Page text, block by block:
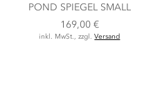
POND SPIEGEL SMALL
169,00 €
inkl. MwSt., zzgl.Versand